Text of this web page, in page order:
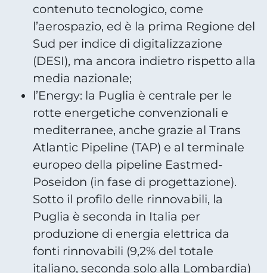
contenuto tecnologico, come
l’aerospazio, ed è la prima Regione del
Sud per indice di digitalizzazione
(DESI), ma ancora indietro rispetto alla
media nazionale;
l’Energy: la Puglia è centrale per le
rotte energetiche convenzionali e
mediterranee, anche grazie al Trans
Atlantic Pipeline (TAP) e al terminale
europeo della pipeline Eastmed-
Poseidon (in fase di progettazione).
Sotto il profilo delle rinnovabili, la
Puglia è seconda in Italia per
produzione di energia elettrica da
fonti rinnovabili (9,2% del totale
italiano, seconda solo alla Lombardia)